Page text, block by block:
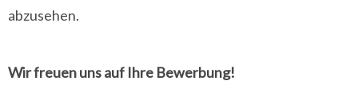
abzusehen.
Wir freuen uns auf Ihre Bewerbung!